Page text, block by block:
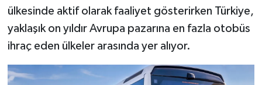
ülkesinde aktif olarak faaliyet gösterirken Türkiye,
yaklaşık on yıldır Avrupa pazarına en fazla otobüs
ihraç eden ülkeler arasında yer alıyor.